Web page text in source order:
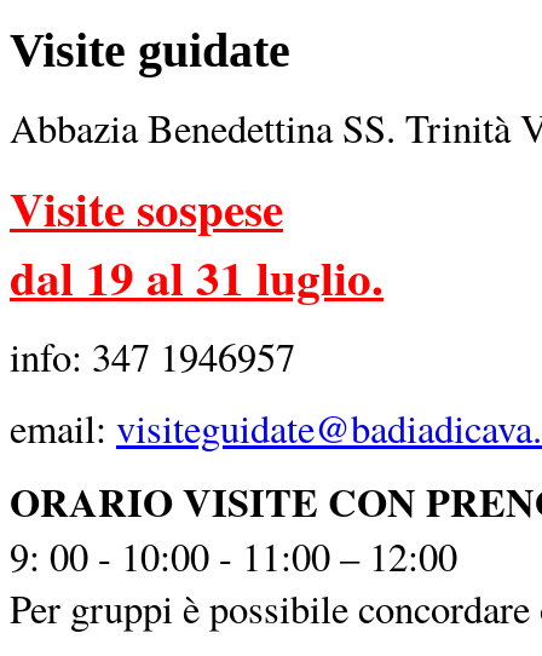
Visite guidate
Abbazia Benedettina SS. Trinità
Visite sospese
dal 19 al 31 luglio.
info: 347 1946957
email:
ORARIO VISITE CON
9: 00 - 10:00 - 11:00 – 12:00
Per gruppi è possibile